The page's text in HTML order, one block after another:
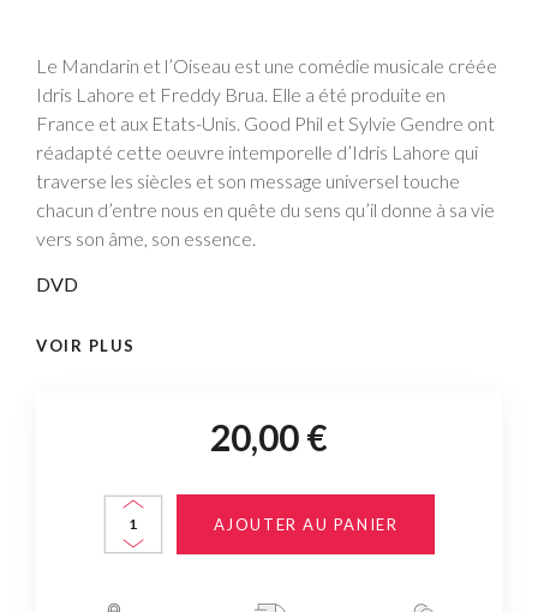
Le Mandarin et l’Oiseau est une comédie musicale créée
Idris Lahore et Freddy Brua. Elle a été produite en
France et aux Etats-Unis. Good Phil et Sylvie Gendre ont
réadapté cette oeuvre intemporelle d’Idris Lahore qui
traverse les siècles et son message universel touche
chacun d’entre nous en quête du sens qu’il donne à sa vie
vers son âme, son essence.
DVD
VOIR PLUS
20,00 €
AJOUTER AU PANIER